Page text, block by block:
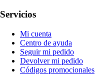
Servicios
Mi cuenta
Centro de ayuda
Seguir mi pedido
Devolver mi pedido
Códigos promocionales